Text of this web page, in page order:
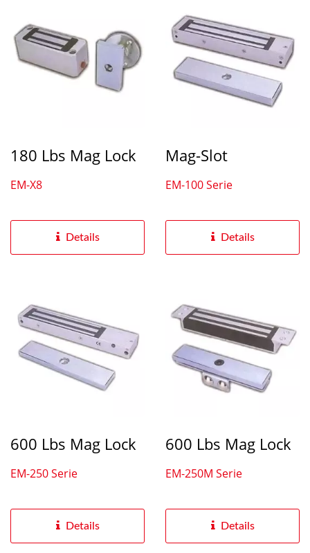
180 Lbs Mag Lock
EM-X8
Details
Mag-Slot
EM-100 Serie
Details
600 Lbs Mag Lock
EM-250 Serie
Details
600 Lbs Mag Lock
EM-250M Serie
Details